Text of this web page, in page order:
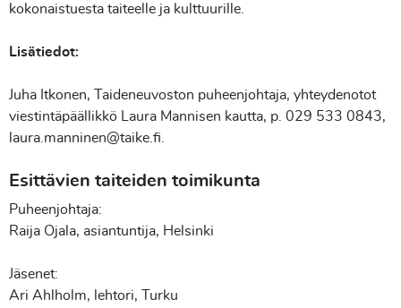
kokonaistuesta taiteelle ja kulttuurille.
Lisätiedot:
Juha Itkonen, Taideneuvoston puheenjohtaja, yhteydenotot
viestintäpäällikkö Laura Mannisen kautta, p. 029 533 0843,
laura.manninen@taike.fi.
Esittävien taiteiden toimikunta
Puheenjohtaja:
Raija Ojala, asiantuntija, Helsinki
Jäsenet:
Ari Ahlholm, lehtori, Turku